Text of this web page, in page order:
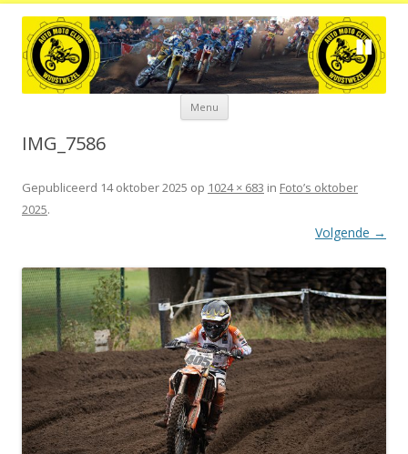
Menu Spring
de
IMG_7586
Gepubliceerd 14 oktober 2025 op 1024 × 683 in Foto’s oktober
2025.
Volgende →